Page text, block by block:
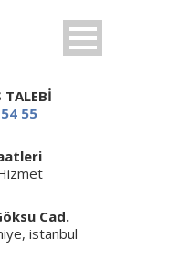
TALEBİ
55
Cad.
istanbul